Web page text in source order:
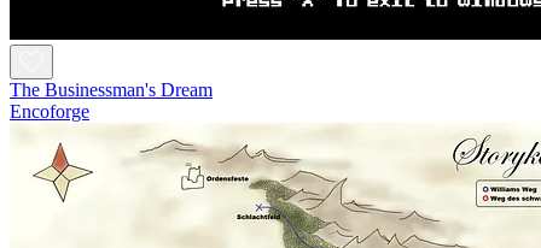
The Businessman's Dream
Encoforge